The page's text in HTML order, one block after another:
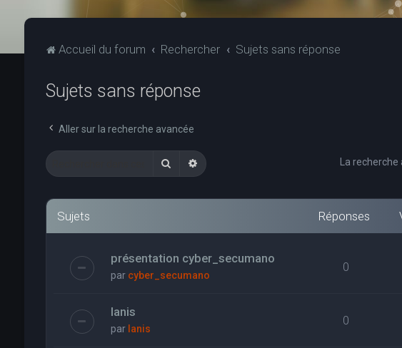
Accueil du forum Rechercher Sujets sans réponse
Sujets sans réponse
Aller sur la recherche avancée
RechercherRecherche avancée La
Sujets Réponses
présentation cyber_secumano
par cyber_secumano
0
Ianis
par Ianis
0